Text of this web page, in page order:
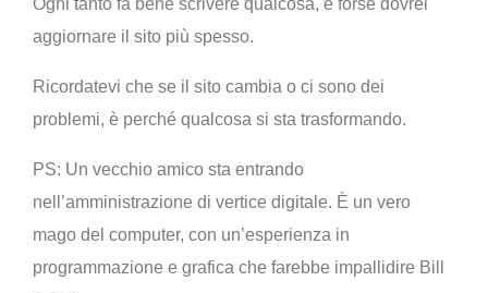
aggiornare il sito più spesso.
Ricordatevi che se il sito cambia o ci sono dei
problemi, è perché qualcosa si sta trasformando.
PS: Un vecchio amico sta entrando
nell’amministrazione di vertice digitale. È un vero
mago del computer, con un’esperienza in
programmazione e grafica che farebbe impallidire Bill